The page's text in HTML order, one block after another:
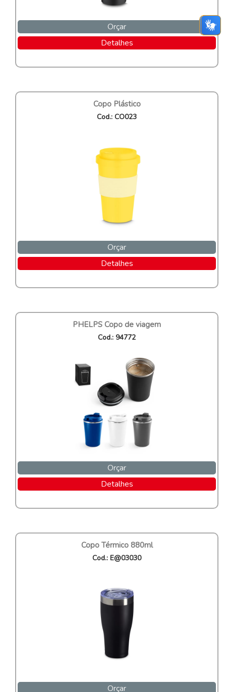
Orçar
Detalhes
Copo Plástico
Cod.: CO023
Orçar
Detalhes
PHELPS Copo de viagem
Cod.: 94772
Orçar
Detalhes
Copo Térmico 880ml
Cod.: E@03030
Orçar